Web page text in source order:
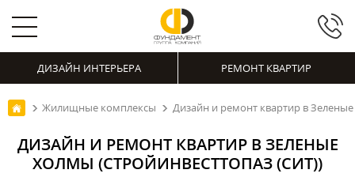
ДИЗАЙН ИНТЕРЬЕРА РЕМОНТ КВАРТИР
Жилищные комплексы Дизайн и ремонт квартир в
ДИЗАЙН И РЕМОНТ КВАРТИР В ЗЕЛЕНЫЕ
ХОЛМЫ (СТРОЙИНВЕСТТОПАЗ (СИТ))